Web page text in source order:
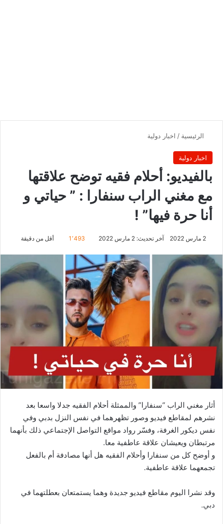
الرئيسية / اخبار دولية
اخبار دولية
بالفيديو: أحلام فقيه توضح علاقتها
مع مغني الراب سنفارا : ” حياتي و
أنا حرة فيها” !
2 مارس 2022 آخر تحديث: 2 مارس 2022 1٬493 أقل من دقيقة
أثار مغني الراب “سنفارا” والممثلة أحلام الفقيه جدلا واسعا بعد
نشرهم لمقاطع فيديو وصور تظهرهما في نفس النزل بدبي وفي
نفس ديكور الغرفة، وفسّر رواد مواقع التواصل الإجتماعي ذلك بأنهما
مرتبطان ويعيشان علاقة عاطفية معا.
و أوضح كل من سنفارا وأحلام الفقيه هل أنها مصادفة أم بالفعل
تجمعهما علاقة عاطفية.
وقد نشرا اليوم مقاطع فيديو جديدة وهما يستمتعان بعطلتهما في
دبي.